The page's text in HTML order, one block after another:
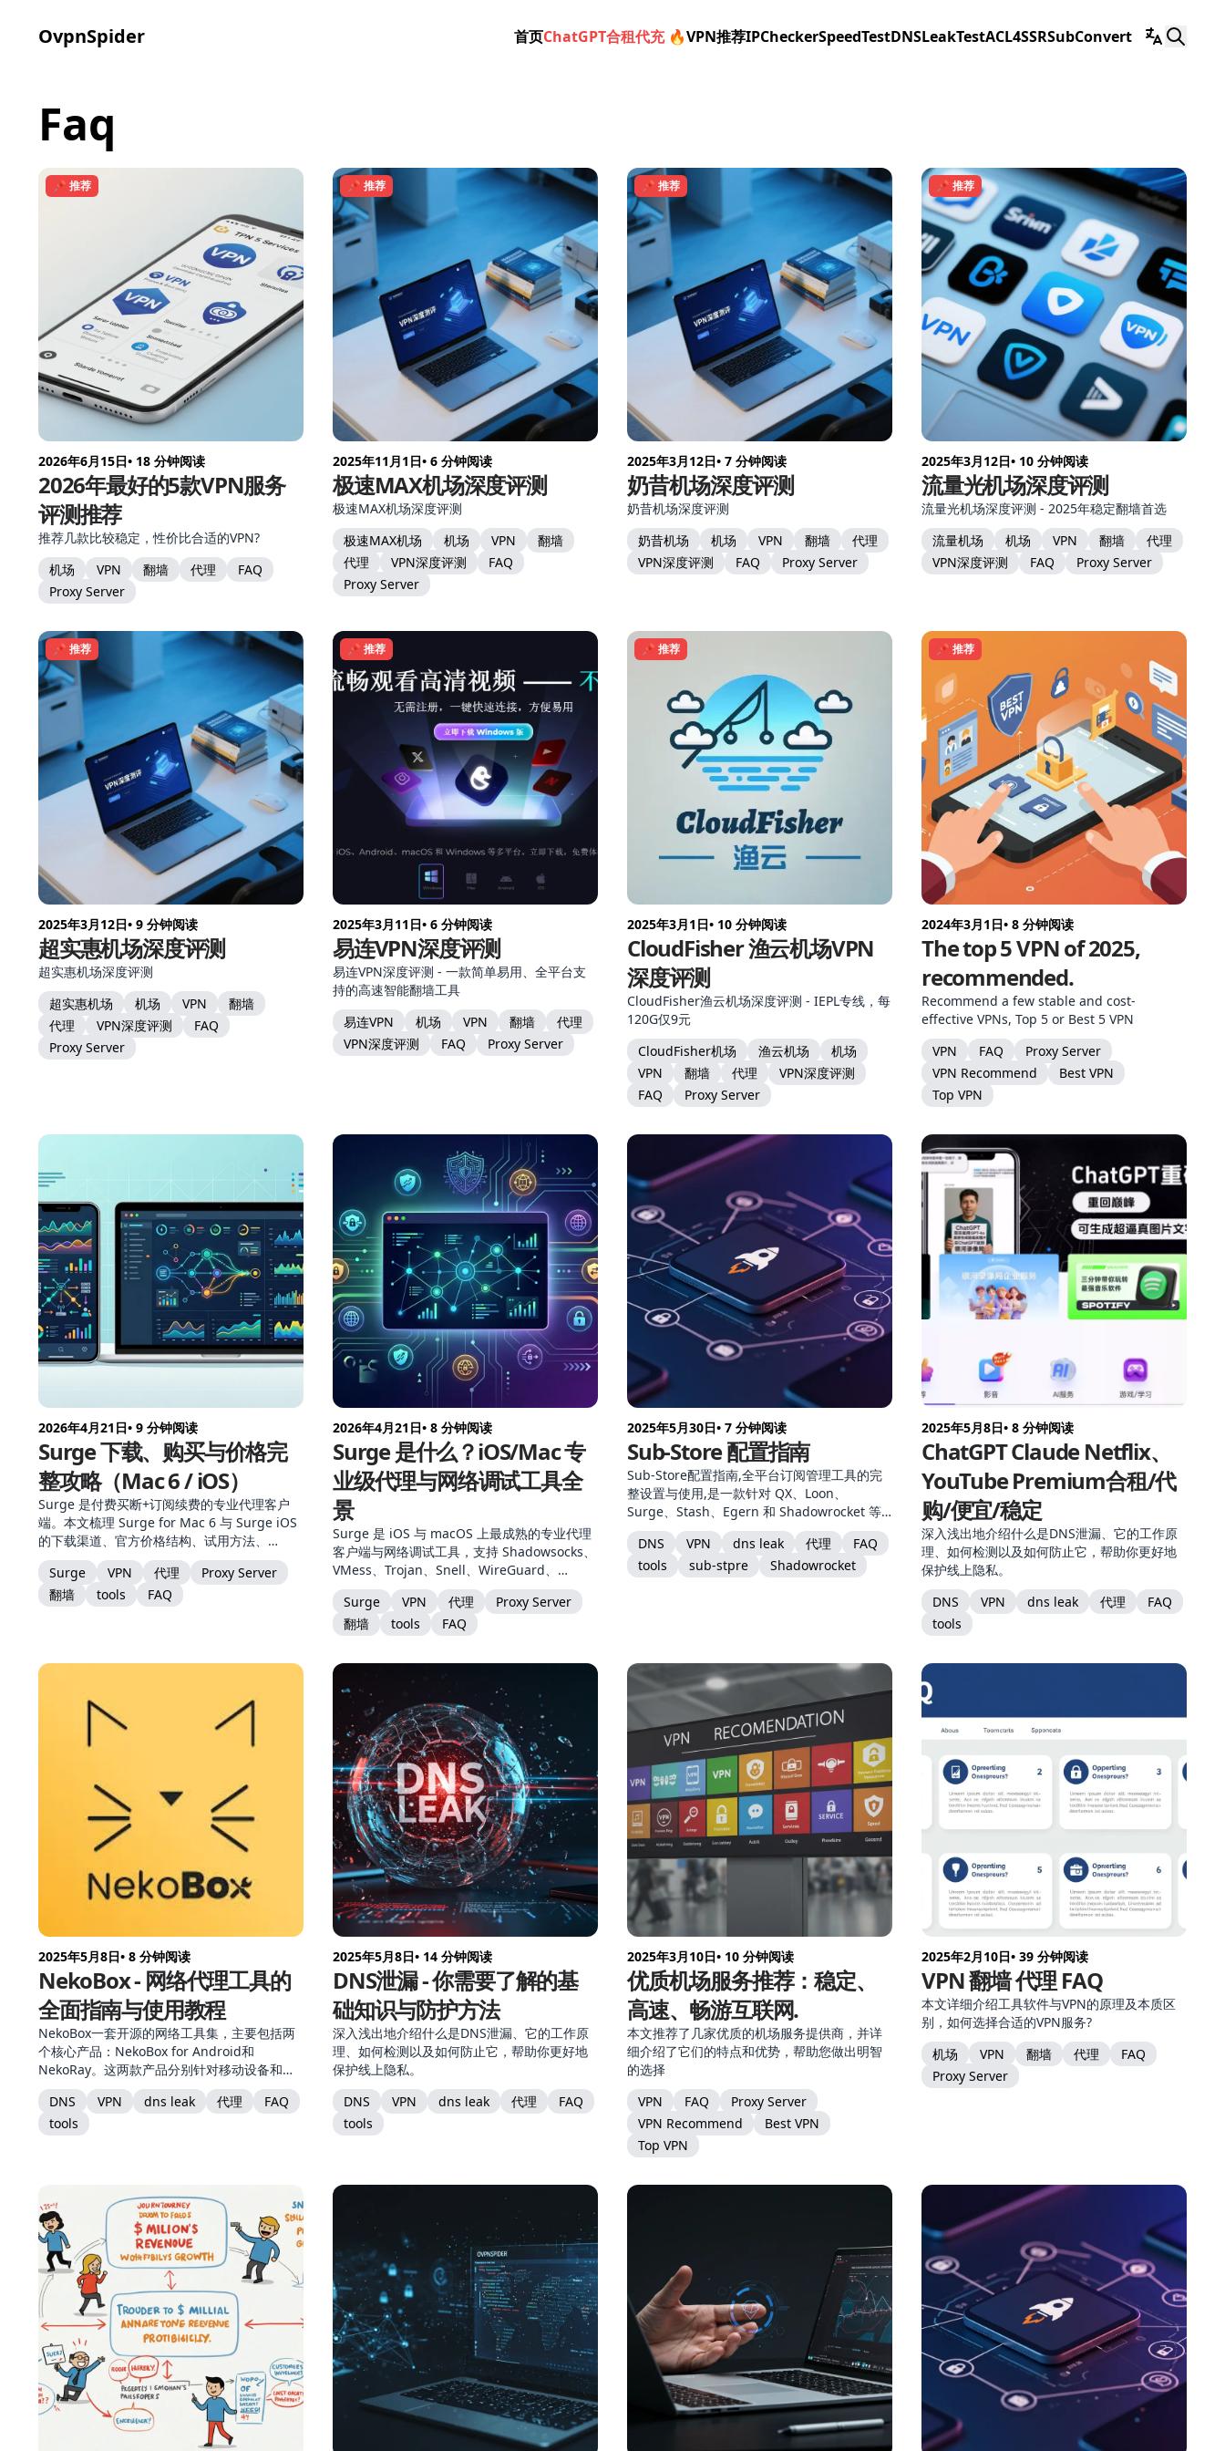
OvpnSpider 首页ChatGPT合租代充 🔥VPN推荐IPCheckerSpeedTestDNSLeakTestACL4SSRSubConvert
faq
📌 推荐
2026年6月15日• 18 分钟阅读
2026年最好的5款VPN服务
评测推荐
推荐几款比较稳定，性价比合适的VPN?
机场
VPN 翻墙 代理
FAQ
Proxy Server
📌 推荐
2025年11月1日• 6 分钟阅读
极速MAX机场深度评测
极速MAX机场深度评测
极速MAX机场
机场 VPN
翻墙
代理
VPN深度评测
FAQ
Proxy Server
📌 推荐
2025年3月12日• 7 分钟阅读
奶昔机场深度评测
奶昔机场深度评测
奶昔机场
机场 VPN 翻墙
代理
VPN深度评测
FAQ Proxy Server
📌 推荐
2025年3月12日• 10 分钟阅读
流量光机场深度评测
流量光机场深度评测 - 2025年稳定翻墙首选
流量机场
机场 VPN 翻墙
代理
VPN深度评测
FAQ Proxy Server
📌 推荐
2025年3月12日• 9 分钟阅读
超实惠机场深度评测
超实惠机场深度评测
超实惠机场
机场 VPN
翻墙
代理
VPN深度评测
FAQ
Proxy Server
📌 推荐
2025年3月11日• 6 分钟阅读
易连VPN深度评测
易连VPN深度评测 - 一款简单易用、全平台支
持的高速智能翻墙工具
易连VPN
机场 VPN 翻墙
代理
VPN深度评测
FAQ Proxy Server
📌 推荐
2025年3月1日• 10 分钟阅读
CloudFisher 渔云机场VPN
深度评测
CloudFisher渔云机场深度评测 - IEPL专线，每
120G仅9元
CloudFisher机场
渔云机场
机场
VPN
翻墙 代理
VPN深度评测
FAQ
Proxy Server
📌 推荐
2024年3月1日• 8 分钟阅读
The top 5 VPN of 2025,
recommended.
Recommend a few stable and cost-
effective VPNs, Top 5 or Best 5 VPN
VPN
FAQ
Proxy Server
VPN Recommend
Best VPN
Top VPN
2026年4月21日• 9 分钟阅读
Surge 下载、购买与价格完
整攻略（Mac 6 / iOS）
Surge 是付费买断+订阅续费的专业代理客户
端。本文梳理 Surge for Mac 6 与 Surge iOS
的下载渠道、官方价格结构、试用方法、
License 激活与设备授权、升级策略，附上为
什么不推荐破解版、终身优惠从哪里买等常见
问题。
Surge VPN 代理
Proxy Server
翻墙
tools FAQ
2026年4月21日• 8 分钟阅读
Surge 是什么？iOS/Mac 专
业级代理与网络调试工具全
景
Surge 是 iOS 与 macOS 上最成熟的专业代理
客户端与网络调试工具，支持 Shadowsocks、
VMess、Trojan、Snell、WireGuard、
Hysteria 2、TUIC、AnyTLS 等全套协议，提供
规则分流、MitM、脚本、模块等进阶能力。本
文从产品定位、核心能力、协议支持、Mac 与
对比，一次讲清楚。
Surge VPN 代理
Proxy Server
翻墙
tools FAQ
2025年5月30日• 7 分钟阅读
Sub-Store 配置指南
Sub-Store配置指南,全平台订阅管理工具的完
整设置与使用,是一款针对 QX、Loon、
Surge、Stash、Egern 和 Shadowrocket 等
代理工具的高级订阅管理工具.
DNS VPN dns leak 代理
FAQ
tools
sub-stpre Shadowrocket
2025年5月8日• 8 分钟阅读
ChatGPT Claude Netflix、
YouTube Premium合租/代
购/便宜/稳定
深入浅出地介绍什么是DNS泄漏、它的工作原
理、如何检测以及如何防止它，帮助你更好地
保护线上隐私。
DNS
VPN dns leak 代理
FAQ
tools
2025年5月8日• 8 分钟阅读
NekoBox - 网络代理工具的
全面指南与使用教程
NekoBox一套开源的网络工具集，主要包括两
个核心产品：NekoBox for Android和
NekoRay。这两款产品分别针对移动设备和桌
面环境，为用户提供了多协议支持的网络代理
解决方案。
DNS VPN dns leak 代理
FAQ
tools
2025年5月8日• 14 分钟阅读
DNS泄漏 - 你需要了解的基
础知识与防护方法
深入浅出地介绍什么是DNS泄漏、它的工作原
理、如何检测以及如何防止它，帮助你更好地
保护线上隐私。
DNS
VPN dns leak 代理
FAQ
tools
2025年3月10日• 10 分钟阅读
优质机场服务推荐：稳定、
高速、畅游互联网.
本文推荐了几家优质的机场服务提供商，并详
细介绍了它们的特点和优势，帮助您做出明智
的选择
VPN
FAQ
Proxy Server
VPN Recommend
Best VPN
Top VPN
2025年2月10日• 39 分钟阅读
VPN 翻墙 代理 FAQ
本文详细介绍工具软件与VPN的原理及本质区
别，如何选择合适的VPN服务?
机场
VPN 翻墙 代理
FAQ
Proxy Server